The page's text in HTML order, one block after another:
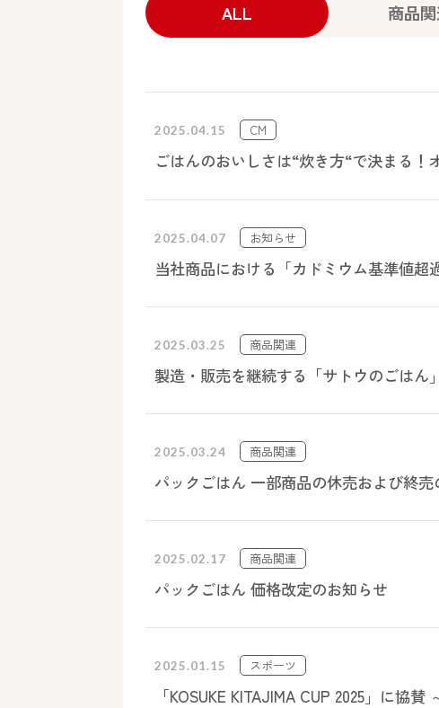
ALL 商品
2025.04.15 CM
ごはんのおいしさは“炊き方“で決まる
2025.04.07 お知らせ
当社商品における「カドミウム基準値超
2025.03.25 商品関連
製造・販売を継続する「サトウのごはん
2025.03.24 商品関連
パックごはん 一部商品の休売および終売
2025.02.17 商品関連
パックごはん 価格改定のお知らせ
2025.01.15 スポーツ
「KOSUKE KITAJIMA CUP 2025」に協